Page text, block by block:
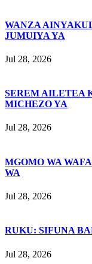
WANZA
JUMUIYA YA
Jul 28, 2026
SEREM AILETEA
MICHEZO YA
Jul 28, 2026
MGOMO WA
WA
Jul 28, 2026
RUKU: SIFUNA
Jul 28, 2026